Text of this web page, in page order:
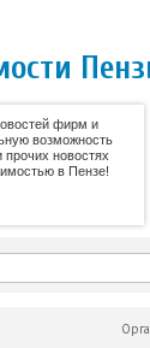
фирм и
возможность
прочих новостях
в Пензе!